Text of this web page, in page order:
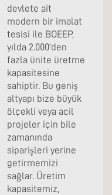
devlete ait
modern bir imalat
tesisi ile BOEEP,
yılda 2.000'den
fazla ünite üretme
kapasitesine
sahiptir. Bu geniş
altyapı bize büyük
ölçekli veya acil
projeler için bile
zamanında
siparişleri yerine
getirmemizi
sağlar. Üretim
kapasitemiz,